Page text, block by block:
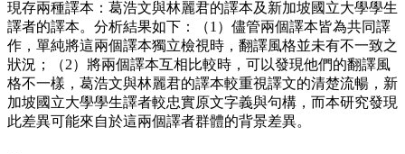
現存兩種譯本：葛浩文與林麗君的譯本及新加坡國立大學學生
譯者的譯本。分析結果如下：（1）儘管兩個譯本皆為共同譯
作，單純將這兩個譯本獨立檢視時，翻譯風格並未有不一致之
狀況；（2）將兩個譯本互相比較時，可以發現他們的翻譯風
格不一樣，葛浩文與林麗君的譯本較重視譯文的清楚流暢，新
加坡國立大學學生譯者較忠實原文字義與句構，而本研究發現
此差異可能來自於這兩個譯者群體的背景差異。